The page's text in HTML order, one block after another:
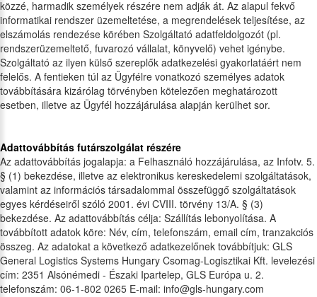
közzé, harmadik személyek részére nem adják át. Az alapul fekvő
informatikai rendszer üzemeltetése, a megrendelések teljesítése, az
elszámolás rendezése körében Szolgáltató adatfeldolgozót (pl.
rendszerüzemeltető, fuvarozó vállalat, könyvelő) vehet igénybe.
Szolgáltató az ilyen külső szereplők adatkezelési gyakorlatáért nem
felelős. A fentieken túl az Ügyfélre vonatkozó személyes adatok
továbbítására kizárólag törvényben kötelezően meghatározott
esetben, illetve az Ügyfél hozzájárulása alapján kerülhet sor.
Adattovábbítás futárszolgálat részére
Az adattovábbítás jogalapja: a Felhasználó hozzájárulása, az Infotv. 5.
§ (1) bekezdése, illetve az elektronikus kereskedelemi szolgáltatások,
valamint az információs társadalommal összefüggő szolgáltatások
egyes kérdéseiről szóló 2001. évi CVIII. törvény 13/A. § (3)
bekezdése. Az adattovábbítás célja: Szállítás lebonyolítása. A
továbbított adatok köre: Név, cím, telefonszám, email cím, tranzakciós
összeg. Az adatokat a következő adatkezelőnek továbbítjuk: GLS
General Logistics Systems Hungary Csomag-Logisztikai Kft. levelezési
cím: 2351 Alsónémedi - Északi Ipartelep, GLS Európa u. 2.
telefonszám: 06-1-802 0265 E-mail: info@gls-hungary.com